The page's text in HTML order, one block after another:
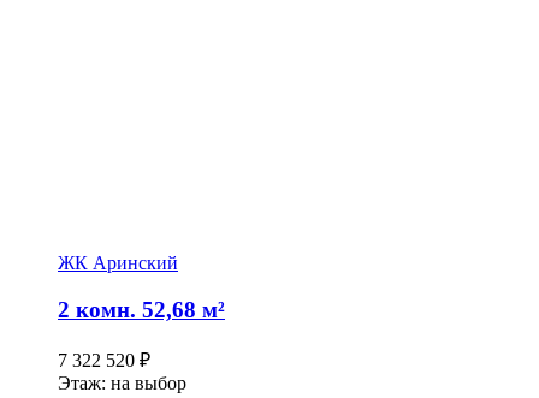
ЖК Аринский
2 комн. 52,68 м²
7 322 520 ₽
Этаж: на выбор